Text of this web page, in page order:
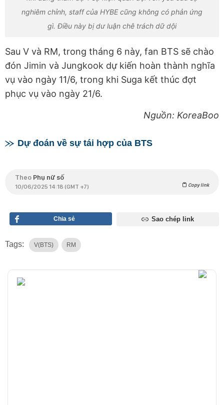
nghiêm chỉnh, staff của HYBE cũng không có phản ứng
gì. Điều này bị dư luận chê trách dữ dội
Sau V và RM, trong tháng 6 này, fan BTS sẽ chào
đón Jimin và Jungkook dự kiến hoàn thành nghĩa
vụ vào ngày 11/6, trong khi Suga kết thúc đợt
phục vụ vào ngày 21/6.
Nguồn: KoreaBoo
Dự đoán về sự tái hợp của BTS
Theo Phụ nữ số
10/06/2025 14:18 (GMT +7) Copy link
Chia sẻ Sao chép link
Tags: V(BTS) RM